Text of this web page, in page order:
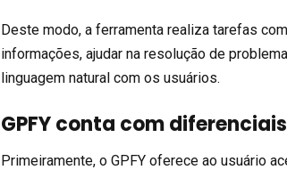
Deste modo, a ferramenta realiza tarefas
informações, ajudar na resolução de
linguagem natural com os usuários.
GPFY conta com
Primeiramente, o GPFY oferece ao usuário